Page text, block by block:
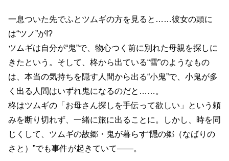
一息ついた先でふとツムギの方を見ると……彼女の頭に
は“ツノ”が!?
ツムギは自分が“鬼”で、物心つく前に別れた母親を探しに
きたという。そして、柊から出ている“雪”のようなもの
は、本当の気持ちを隠す人間から出る“小鬼”で、小鬼が多
く出る人間はいずれ鬼になるのだと……。
柊はツムギの「お母さん探しを手伝って欲しい」という頼
みを断り切れず、一緒に旅に出ることに。しかし、時を同
じくして、ツムギの故郷・鬼が暮らす“隠の郷（なばりの
さと）”でも事件が起きていて――。